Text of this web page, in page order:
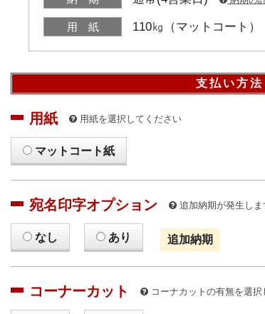
用 紙 110㎏（マットコート）
支払い方
用紙 用紙を選択してください
マットコート紙
宛名印字オプション 追加納期が発生しま
なし あり 追加納期
コーナーカット コーナカットの有無を選